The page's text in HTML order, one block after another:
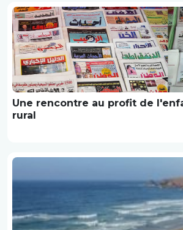
Une rencontre au profit de
rural